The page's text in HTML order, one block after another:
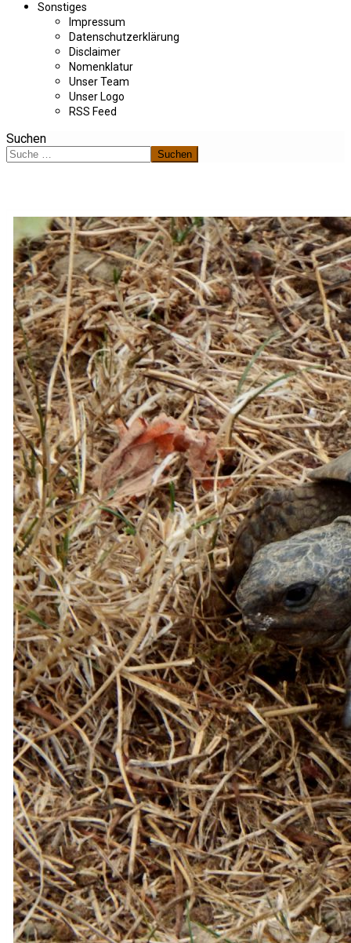
Sonstiges
Impressum
Datenschutzerklärung
Disclaimer
Nomenklatur
Unser Team
Unser Logo
RSS Feed
Suchen
Suchen